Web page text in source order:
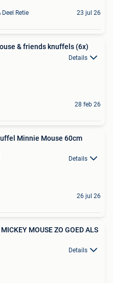
Retie 23 jul 26
& friends knuffels (6x)
Details
28 feb 26
Minnie Mouse 60cm
Details
26 jul 26
MOUSE ZO GOED ALS
Details